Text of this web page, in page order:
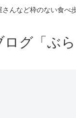
んなど枠のない食べ
ログ「ぶ